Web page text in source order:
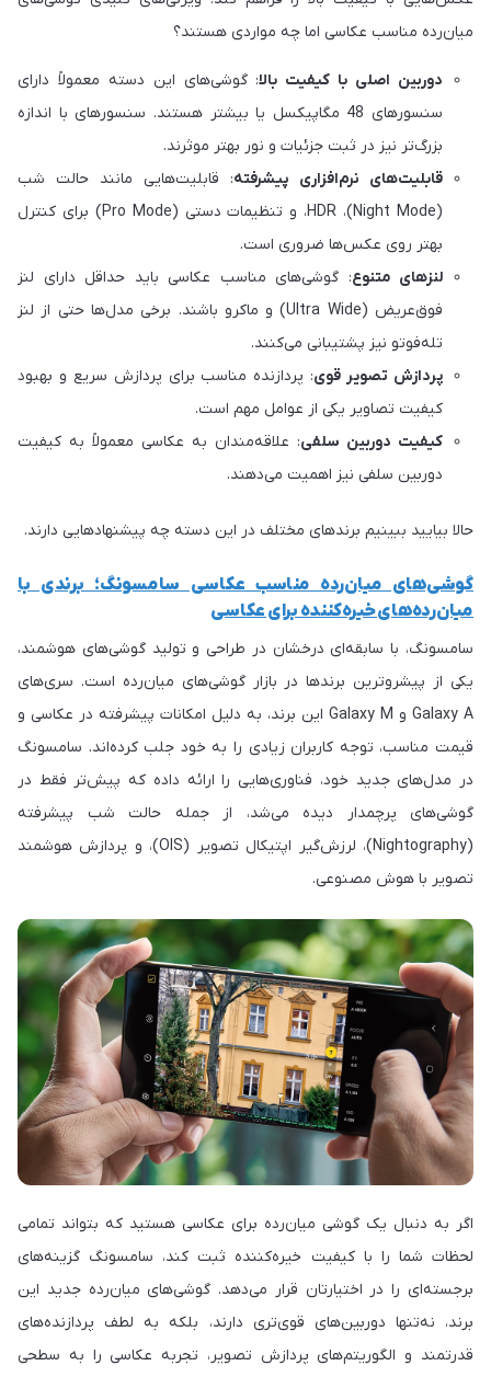
میان‌رده مناسب عکاسی اما چه مواردی هستند؟
دوربین اصلی با کیفیت بالا: گوشی‌های این دسته معمولاً دارای
سنسورهای 48 مگاپیکسل یا بیشتر هستند. سنسورهای با اندازه
بزرگ‌تر نیز در ثبت جزئیات و نور بهتر موثرند.
قابلیت‌های نرم‌افزاری پیشرفته: قابلیت‌هایی مانند حالت شب
(Night Mode)، HDR، و تنظیمات دستی (Pro Mode) برای کنترل
بهتر روی عکس‌ها ضروری است.
لنزهای متنوع: گوشی‌های مناسب عکاسی باید حداقل دارای لنز
فوق‌عریض (Ultra Wide) و ماکرو باشند. برخی مدل‌ها حتی از لنز
تله‌فوتو نیز پشتیبانی می‌کنند.
پردازش تصویر قوی: پردازنده مناسب برای پردازش سریع و بهبود
کیفیت تصاویر یکی از عوامل مهم است.
کیفیت دوربین سلفی: علاقه‌مندان به عکاسی معمولاً به کیفیت
دوربین سلفی نیز اهمیت می‌دهند.
حالا بیایید ببینیم برندهای مختلف در این دسته چه پیشنهادهایی دارند.
گوشی‌های میان‌رده مناسب عکاسی سامسونگ؛ برندی با
میان‌رده‌های خیره‌کننده برای عکاسی
سامسونگ، با سابقه‌ای درخشان در طراحی و تولید گوشی‌های هوشمند،
یکی از پیشروترین برندها در بازار گوشی‌های میان‌رده است. سری‌های
Galaxy A و Galaxy M این برند، به دلیل امکانات پیشرفته در عکاسی و
قیمت مناسب، توجه کاربران زیادی را به خود جلب کرده‌اند. سامسونگ
در مدل‌های جدید خود، فناوری‌هایی را ارائه داده که پیش‌تر فقط در
گوشی‌های پرچمدار دیده می‌شد، از جمله حالت شب پیشرفته
(Nightography)، لرزش‌گیر اپتیکال تصویر (OIS)، و پردازش هوشمند
تصویر با هوش مصنوعی.
اگر به دنبال یک گوشی میان‌رده برای عکاسی هستید که بتواند تمامی
لحظات شما را با کیفیت خیره‌کننده ثبت کند، سامسونگ گزینه‌های
برجسته‌ای را در اختیارتان قرار می‌دهد. گوشی‌های میان‌رده جدید این
برند، نه‌تنها دوربین‌های قوی‌تری دارند، بلکه به لطف پردازنده‌های
قدرتمند و الگوریتم‌های پردازش تصویر، تجربه عکاسی را به سطحی